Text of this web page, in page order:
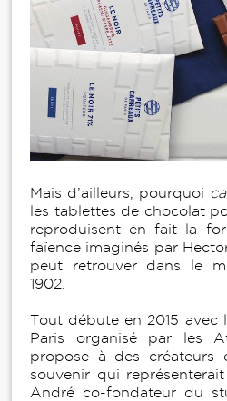
Mais d’ailleurs, pourquoi
les tablettes de chocolat
reproduisent en fait la
faïence imaginés par
peut retrouver dans le
1902.
Tout débute en 2015 avec
Paris organisé par les
propose à des créateurs
souvenir qui
André co-fondateur du